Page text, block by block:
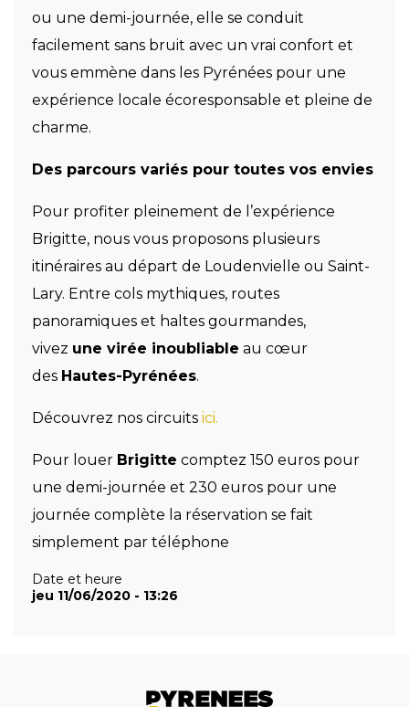
ou une demi-journée, elle se conduit
facilement sans bruit avec un vrai confort et
vous emmène dans les Pyrénées pour une
expérience locale écoresponsable et pleine de
charme.
Des parcours variés pour toutes vos envies
Pour profiter pleinement de l’expérience
Brigitte, nous vous proposons plusieurs
itinéraires au départ de Loudenvielle ou Saint-
Lary. Entre cols mythiques, routes
panoramiques et haltes gourmandes,
vivez une virée inoubliable au cœur
des Hautes-Pyrénées.
Découvrez nos circuits ici.
Pour louer Brigitte comptez 150 euros pour
une demi-journée et 230 euros pour une
journée complète la réservation se fait
simplement par téléphone
Date et heure
jeu 11/06/2020 - 13:26